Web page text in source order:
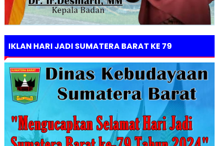
IKLAN HARI JADI SUMATERA BARAT KE 79